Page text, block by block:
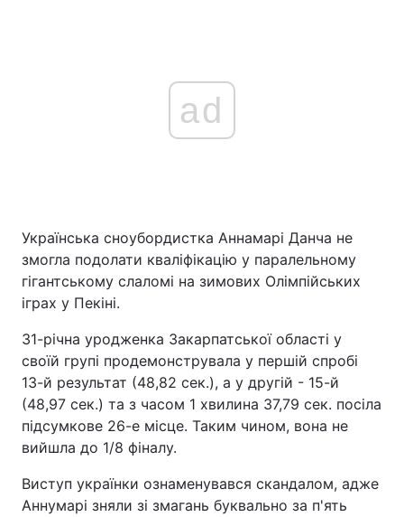
Головна Війна
Україна
Економіка Світ
Спорт Наука
Техно і зв'язок
Зброя
Здоров'я Туризм
ad
Українська сноубордистка Аннамарі Данча не
змогла подолати кваліфікацію у паралельному
гігантському слаломі на зимових Олімпійських
іграх у Пекіні.
31-річна уродженка Закарпатської області у
своїй групі продемонструвала у першій спробі
13-й результат (48,82 сек.), а у другій - 15-й
(48,97 сек.) та з часом 1 хвилина 37,79 сек. посіла
підсумкове 26-е місце. Таким чином, вона не
вийшла до 1/8 фіналу.
Виступ українки ознаменувався скандалом, адже
Аннумарі зняли зі змагань буквально за п'ять